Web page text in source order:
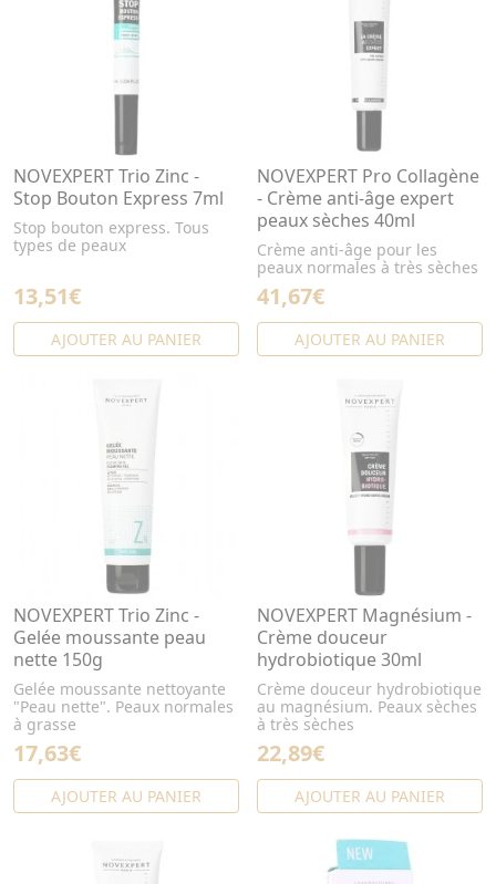
NOVEXPERT Trio Zinc -
Stop Bouton Express 7ml
Stop bouton express. Tous
types de peaux
13,51€
AJOUTER AU PANIER
NOVEXPERT Pro Collagène
- Crème anti-âge expert
peaux sèches 40ml
Crème anti-âge pour les
peaux normales à très sèches
41,67€
AJOUTER AU PANIER
NOVEXPERT Trio Zinc -
Gelée moussante peau
nette 150g
Gelée moussante nettoyante
"Peau nette". Peaux normales
à grasse
17,63€
AJOUTER AU PANIER
NOVEXPERT Magnésium -
Crème douceur
hydrobiotique 30ml
Crème douceur hydrobiotique
au magnésium. Peaux sèches
à très sèches
22,89€
AJOUTER AU PANIER